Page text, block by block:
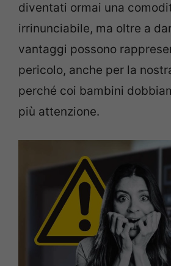
diventati ormai una
irrinunciabile, ma oltre a
vantaggi possono
pericolo, anche per la
perché coi bambini
più attenzione.